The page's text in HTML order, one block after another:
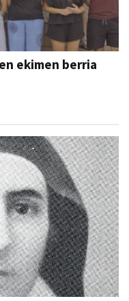
ekimen berria